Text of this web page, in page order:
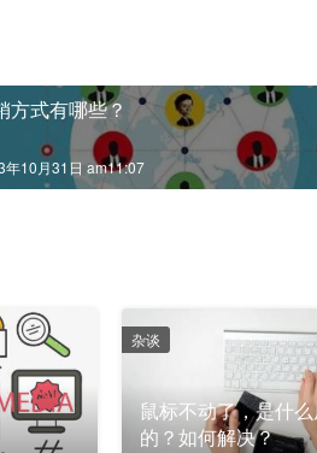
方式有哪些？
年10月31日 am11:07
鼠标不动了，是什
的？如何解决？
杂谈